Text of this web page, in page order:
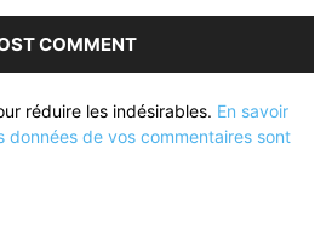
réduire les indésirables. En savoir
données de vos commentaires sont